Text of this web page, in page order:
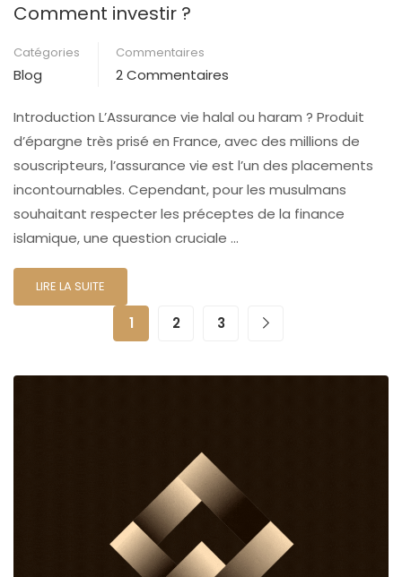
Comment investir ?
Catégories
Blog
Commentaires
2 Commentaires
Introduction L’Assurance vie halal ou haram ? Produit
d’épargne très prisé en France, avec des millions de
souscripteurs, l’assurance vie est l’un des placements
incontournables. Cependant, pour les musulmans
souhaitant respecter les préceptes de la finance
islamique, une question cruciale …
LIRE LA SUITE
1 2 3